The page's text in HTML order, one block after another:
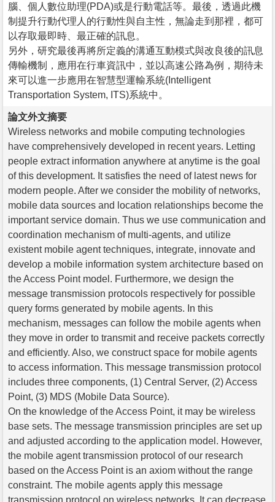
腦、個人數位助理(PDA)或是行動電話等。最後，透過此機
制提升行動代理人的行動性與自主性，無論走到那裡，都可
以存取最即時、最正確的訊息。
另外，研究最後再將所定義的溝通互動模式與改良後的訊息
傳輸機制，應用在行車資訊中，並以高速公路為例，期待未
來可以進一步應用在智慧型運輸系統(Intelligent
Transportation System, ITS)系統中。
論文外文摘要
Wireless networks and mobile computing technologies
have comprehensively developed in recent years. Letting
people extract information anywhere at anytime is the goal
of this development. It satisfies the need of latest news for
modern people. After we consider the mobility of networks,
mobile data sources and location relationships become the
important service domain. Thus we use communication and
coordination mechanism of multi-agents, and utilize
existent mobile agent techniques, integrate, innovate and
develop a mobile information system architecture based on
the Access Point model. Furthermore, we design the
message transmission protocols respectively for possible
query forms generated by mobile agents. In this
mechanism, messages can follow the mobile agents when
they move in order to transmit and receive packets correctly
and efficiently. Also, we construct space for mobile agents
to access information. This message transmission protocol
includes three components, (1) Central Server, (2) Access
Point, (3) MDS (Mobile Data Source).
On the knowledge of the Access Point, it may be wireless
base sets. The message transmission principles are set up
and adjusted according to the application model. However,
the mobile agent transmission protocol of our research
based on the Access Point is an axiom without the range
constraint. The mobile agents apply this message
transmission protocol on wireless networks. It can decrease